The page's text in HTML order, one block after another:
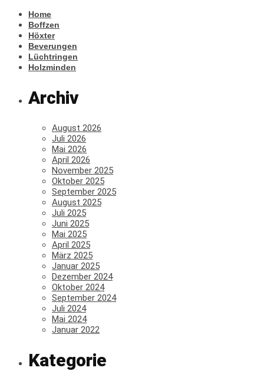
Home
Boffzen
Höxter
Beverungen
Lüchtringen
Holzminden
Archiv
August 2026
Juli 2026
Mai 2026
April 2026
November 2025
Oktober 2025
September 2025
August 2025
Juli 2025
Juni 2025
Mai 2025
April 2025
März 2025
Januar 2025
Dezember 2024
Oktober 2024
September 2024
Juli 2024
Mai 2024
Januar 2022
Kategorie